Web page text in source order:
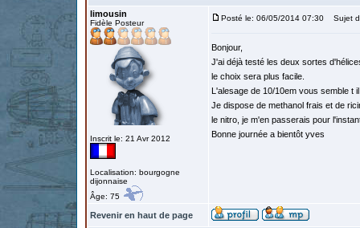
limousin
Fidèle Posteur
Inscrit le: 21 Avr 2012
Localisation: bourgogne
dijonnaise
Âge: 75
Posté le: 06/05/2014 07:30 Sujet
Bonjour,
J'ai déjà testé les deux sortes
le choix sera plus facile.
L'alesage de 10/10em vous semble t
Je dispose de methanol frais et de
le nitro, je m'en passerais pour
Bonne journée a bientôt yves
Revenir en haut de page